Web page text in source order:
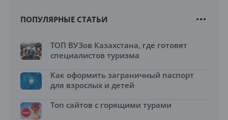
ПОПУЛЯРНЫЕ СТАТЬИ
ТОП ВУЗов Казахстана, где готовят
специалистов туризма
Как оформить заграничный паспорт
для взрослых и детей
Топ сайтов с горящими турами